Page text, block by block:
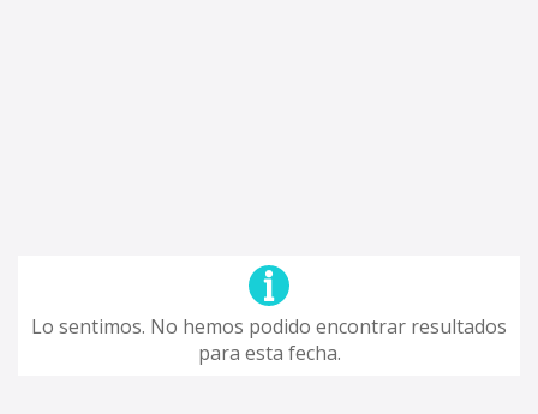
Lo sentimos. No hemos podido encontrar resultados
para esta fecha.